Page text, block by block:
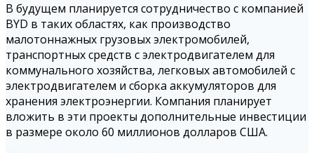
В будущем планируется сотрудничество с компанией
BYD в таких областях, как производство
малотоннажных грузовых электромобилей,
транспортных средств с электродвигателем для
коммунального хозяйства, легковых автомобилей с
электродвигателем и сборка аккумуляторов для
хранения электроэнергии. Компания планирует
вложить в эти проекты дополнительные инвестиции
в размере около 60 миллионов долларов США.